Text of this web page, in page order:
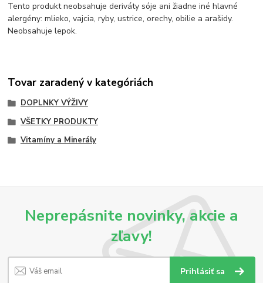
Tento produkt neobsahuje deriváty sóje ani žiadne iné hlavné
alergény: mlieko, vajcia, ryby, ustrice, orechy, obilie a arašidy.
Neobsahuje lepok.
Tovar zaradený v kategóriách
DOPLNKY VÝŽIVY
VŠETKY PRODUKTY
Vitamíny a Minerály
Neprepásnite novinky, akcie a
zľavy!
Prihlásiť sa